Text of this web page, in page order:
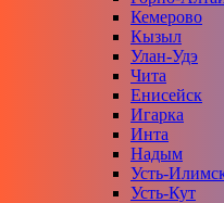
Кемерово
Кызыл
Улан-Удэ
Чита
Енисейск
Игарка
Инта
Надым
Усть-
Усть-Кут